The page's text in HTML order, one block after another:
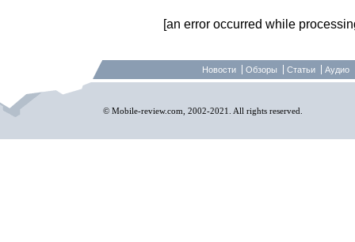
[an error occurred while
Новости Обзоры Статьи Аудио
© Mobile-review.com, 2002-2021. All rights reserved.